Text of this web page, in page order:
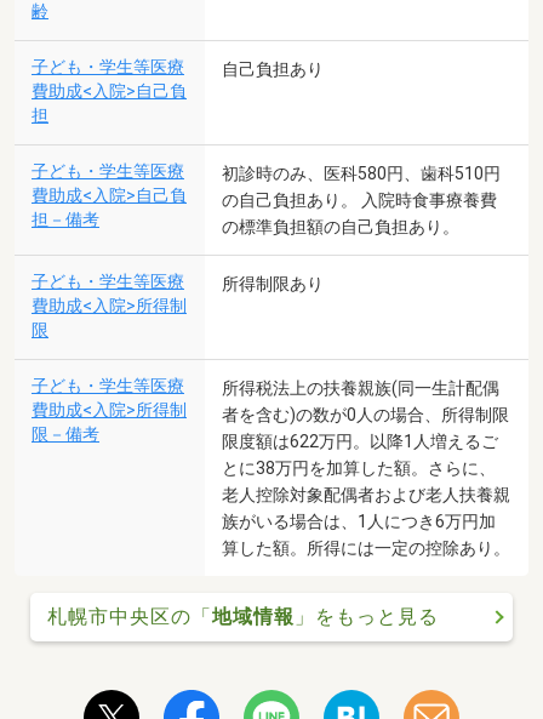
齢
子ども・学生等医療
費助成<入院>自己負
担
自己負担あり
子ども・学生等医療
費助成<入院>自己負
担－備考
初診時のみ、医科580円、歯科510円
の自己負担あり。 入院時食事療養費
の標準負担額の自己負担あり。
子ども・学生等医療
費助成<入院>所得制
限
所得制限あり
子ども・学生等医療
費助成<入院>所得制
限－備考
所得税法上の扶養親族(同一生計配偶
者を含む)の数が0人の場合、所得制限
限度額は622万円。以降1人増えるご
とに38万円を加算した額。さらに、
老人控除対象配偶者および老人扶養親
族がいる場合は、1人につき6万円加
算した額。所得には一定の控除あり。
札幌市中央区の「地域情報 」をもっと見る